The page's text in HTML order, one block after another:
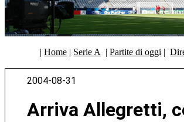
|Home | Serie A |Partite di oggi |
2004-08-31
Arriva Allegretti,